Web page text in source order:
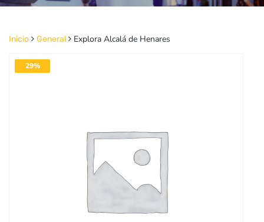
Inicio General Explora Alcalá de Henares
29%